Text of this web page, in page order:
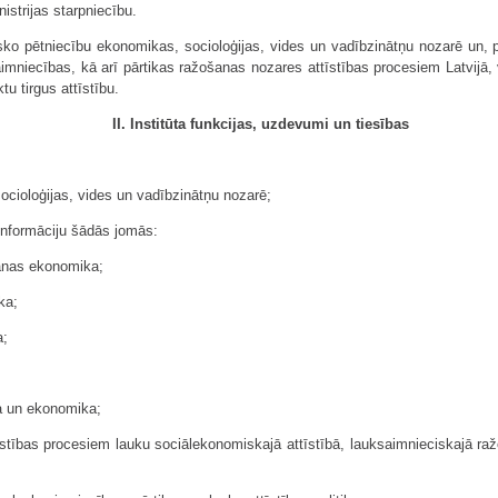
starpniecību.
pētniecību ekonomikas, socioloģijas, vides un vadībzinātņu nozarē un,
kā arī pārtikas ražošanas nozares attīstības procesiem
tirgus attīstību.
II. Institūta funkcijas, uzdevumi un tiesības
vides un vadībzinātņu nozarē;
šādās jomās:
ekonomika;
un ekonomika;
procesiem lauku sociālekonomiskajā attīstībā, lauksaimnieciskajā